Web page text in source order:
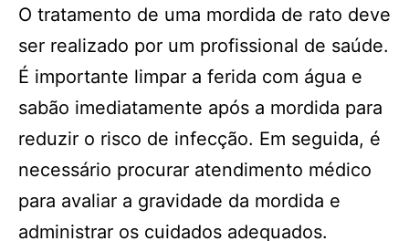
O tratamento de uma mordida de rato deve
ser realizado por um profissional de saúde.
É importante limpar a ferida com água e
sabão imediatamente após a mordida para
reduzir o risco de infecção. Em seguida, é
necessário procurar atendimento médico
para avaliar a gravidade da mordida e
administrar os cuidados adequados.